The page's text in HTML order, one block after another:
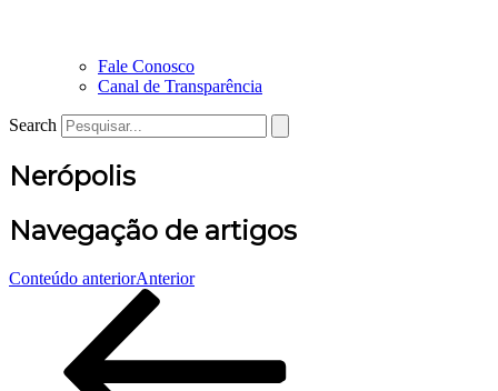
Fale Conosco
Canal de Transparência
Search
Nerópolis
Navegação de artigos
Conteúdo anteriorAnterior